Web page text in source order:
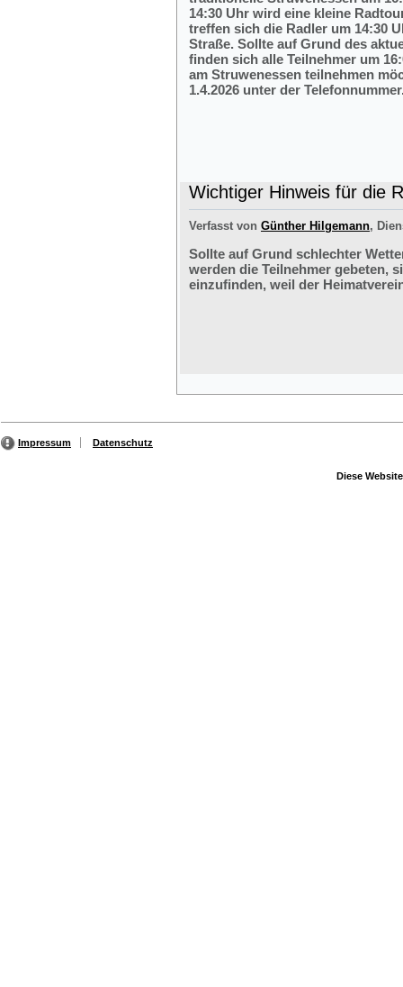
14:30 Uhr wird eine kleine
treffen sich die Radler um 14:30
Straße. Sollte auf Grund des
finden sich alle Teilnehmer um
am Struwenessen teilnehmen
1.4.2026 unter der
Wichtiger Hinweis für die
Verfasst von Günther Hilgemann,
Sollte auf Grund schlechter
werden die Teilnehmer gebeten,
einzufinden, weil der
Impressum Datenschutz
Diese